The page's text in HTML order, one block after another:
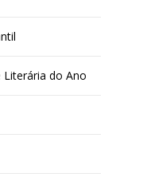
Literária do Ano